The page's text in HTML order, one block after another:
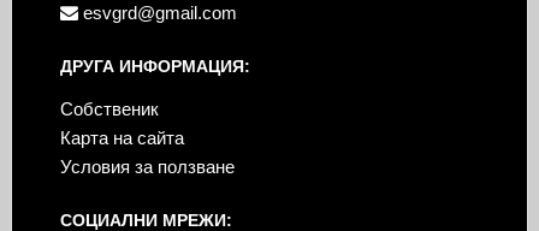
esvgrd@gmail.com
ДРУГА ИНФОРМАЦИЯ:
Собственик
Карта на сайта
Условия за ползване
СОЦИАЛНИ МРЕЖИ: